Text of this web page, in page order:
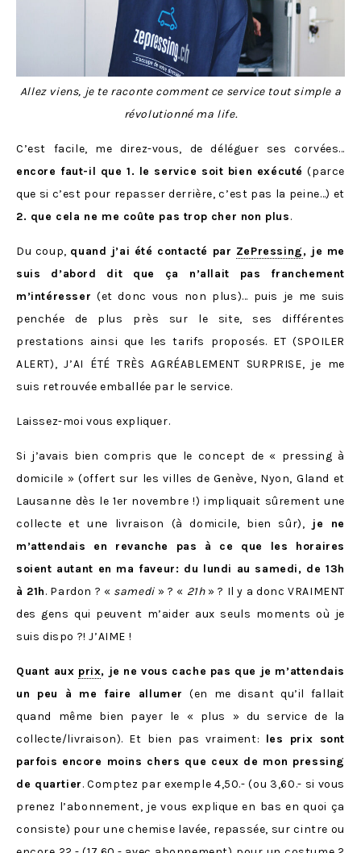
Allez viens, je te raconte comment ce service tout simple a
révolutionné ma life.
C’est facile, me direz-vous, de déléguer ses corvées…
encore faut-il que 1. le service soit bien exécuté(parce
que si c’est pour repasser derrière, c’est pas la peine…) et
2. que cela ne me coûte pas trop cher non plus.
Du coup, quand j’ai été contacté par ZePressing, je me
suis d’abord dit que ça n’allait pas franchement
m’intéresser (et donc vous non plus)… puis je me suis
penchée de plus près sur le site, ses différentes
prestations ainsi que les tarifs proposés. ET (SPOILER
ALERT), J’AI ÉTÉ TRÈS AGRÉABLEMENT SURPRISE, je me
suis retrouvée emballée par le service.
Laissez-moi vous expliquer.
Si j’avais bien compris que le concept de « pressing à
domicile » (offert sur les villes de Genève, Nyon, Gland et
Lausanne dès le 1er novembre !) impliquait sûrement une
collecte et une livraison (à domicile, bien sûr),
je ne
m’attendais en revanche pas à ce que les horaires
soient autant en ma faveur: du lundi au samedi, de 13h
à 21h. Pardon ? « samedi» ? « 21h» ? Il y a donc VRAIMENT
des gens qui peuvent m’aider aux seuls moments où je
suis dispo ?! J’AIME !
Quant aux prix, je ne vous cache pas que je m’attendais
un peu à me faire allumer (en me disant qu’il fallait
quand même bien payer le « plus » du service de la
collecte/livraison). Et bien pas vraiment: les prix sont
parfois encore moins chers que ceux de mon pressing
de quartier. Comptez par exemple 4,50.- (ou 3,60.- si vous
prenez l’abonnement, je vous explique en bas en quoi ça
consiste) pour une chemise lavée, repassée, sur cintre ou